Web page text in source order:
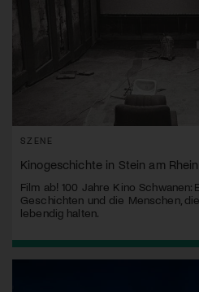
SZENE
Kinogeschichte in Stein am Rhein
Film ab! 100 Jahre Kino Schwanen:
Geschichten und die Menschen,
lebendig halten.